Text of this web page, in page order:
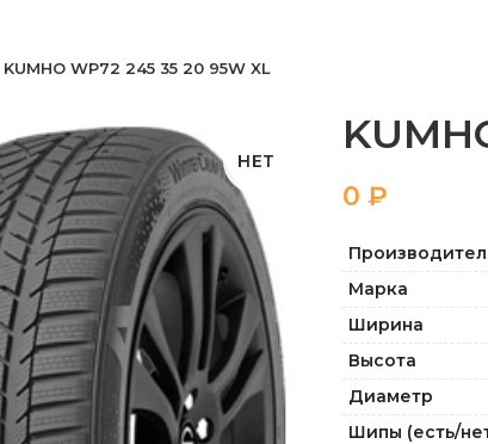
KUMHO WP72 245 35 20 95W XL
НЕТ
₽
Марка
Ширина
Высота
Диаметр
Шипы (есть/